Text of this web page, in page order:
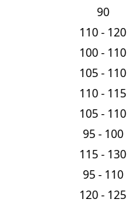
90
110 - 120
100 - 110
105 - 110
110 - 115
105 - 110
95 - 100
115 - 130
95 - 110
120 - 125